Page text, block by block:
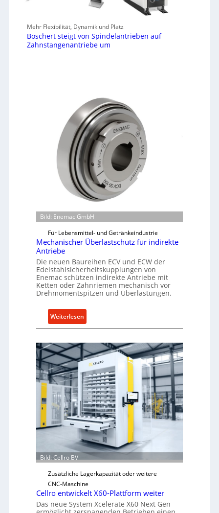
Mehr Flexibilität, Dynamik und Platz
Boschert steigt von Spindelantrieben auf
Zahnstangenantriebe um
Bild: Enemac GmbH
Für Lebensmittel- und Getränkeindustrie
Mechanischer Überlastschutz für indirekte
Antriebe
Die neuen Baureihen ECV und ECW der
Edelstahlsicherheitskupplungen von
Enemac schützen indirekte Antriebe mit
Ketten oder Zahnriemen mechanisch vor
Drehmomentspitzen und Überlastungen.
Weiterlesen
M
c
h
n
i
s
c
h
e
r
Ü
b
l
a
Bild: Cellro BV
Zusätzliche Lagerkapazität oder weitere
CNC-Maschine
Cellro entwickelt X60-Plattform weiter
Das neue System Xcelerate X60 Next Gen